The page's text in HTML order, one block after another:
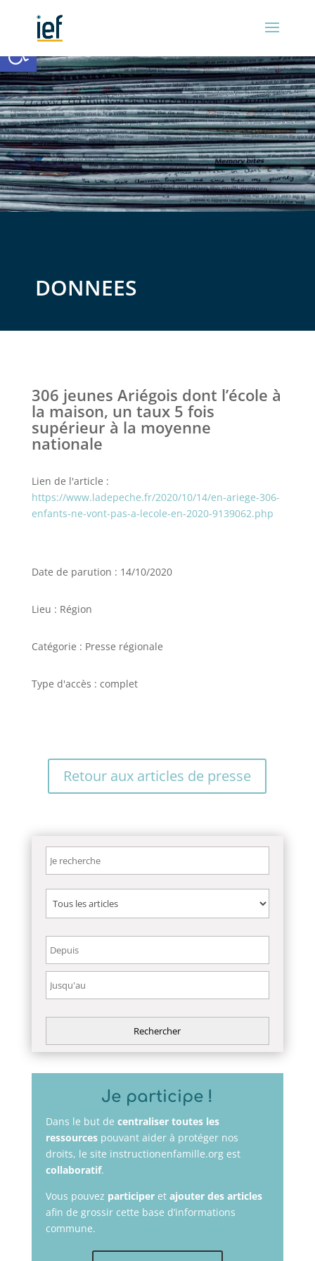
Ouvrir la barre d’outils
DONNEES
306 jeunes Ariégois dont l’école à
la maison, un taux 5 fois
supérieur à la moyenne
nationale
Lien de l'article :
https://www.ladepeche.fr/2020/10/14/en-ariege-306-
enfants-ne-vont-pas-a-lecole-en-2020-9139062.php
Date de parution : 14/10/2020
Lieu : Région
Catégorie : Presse régionale
Type d'accès : complet
Retour aux articles de presse
Je participe !
Dans le but de centraliser toutes les
ressourcespouvant aider à protéger nos
droits, le site instructionenfamille.org est
collaboratif.
Vous pouvez participeret ajouter des articles
afin de grossir cette base d’informations
commune.